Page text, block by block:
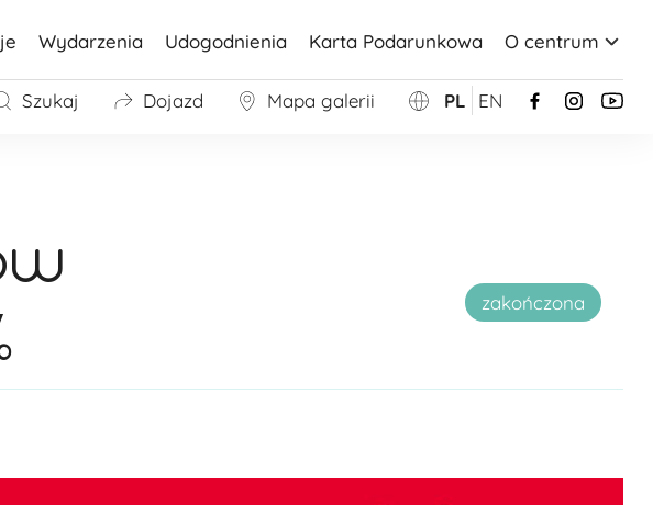
Wydarzenia Udogodnienia Karta Podarunkowa O centrum
Szukaj Dojazd Mapa galerii PL EN
zakończona